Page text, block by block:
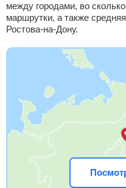
между городами, во
маршрутки, а также
Ростова-на-Дону.